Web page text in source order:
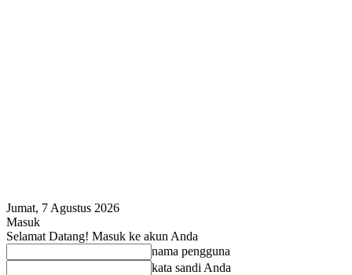
Jumat, 7 Agustus 2026
Masuk
Selamat Datang! Masuk ke akun Anda
nama pengguna
kata sandi Anda